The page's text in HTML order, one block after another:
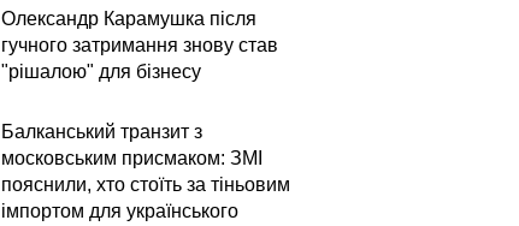
Олександр Карамушка після
гучного затримання знову став
"рішалою" для бізнесу
Балканський транзит з
московським присмаком: ЗМІ
пояснили, хто стоїть за тіньовим
імпортом для українського